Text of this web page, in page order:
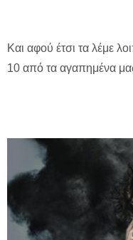
Και αφού έτσι τα λέμε
10 από τα αγαπημένα